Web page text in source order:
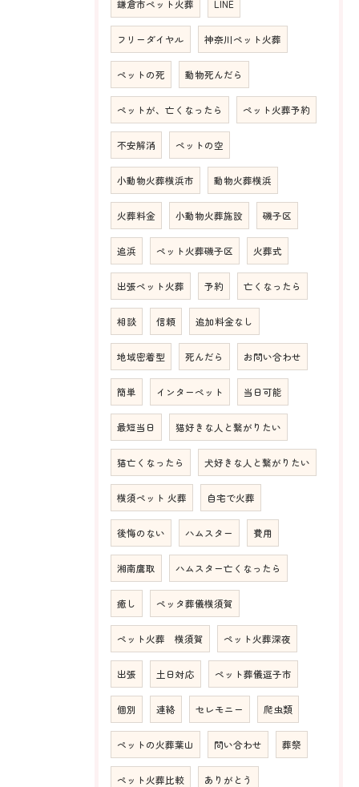
鎌倉市ペット火葬 LINE
フリーダイヤル 神奈川ペット火葬
ペットの死 動物死んだら
ペットが、亡くなったら ペット火葬予約
不安解消 ペットの空
小動物火葬横浜市 動物火葬横浜
火葬料金 小動物火葬施設 磯子区
追浜 ペット火葬磯子区 火葬式
出張ペット火葬 予約 亡くなったら
相談 信頼 追加料金なし
地域密着型 死んだら お問い合わせ
簡単 インターペット 当日可能
最短当日 猫好きな人と繋がりたい
猫亡くなったら 犬好きな人と繋がりたい
横須ペット 火葬 自宅で火葬
後悔のない ハムスター 費用
湘南鷹取 ハムスター亡くなったら
癒し ペッタ葬儀横須賀
ペット火葬 横須賀 ペット火葬深夜
出張 土日対応 ペット葬儀逗子市
個別 連絡 セレモニー 爬虫類
ペットの火葬葉山 問い合わせ 葬祭
ペット火葬比較 ありがとう